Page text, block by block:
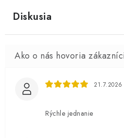
Diskusia
21.7.2026
Rýchle jednanie